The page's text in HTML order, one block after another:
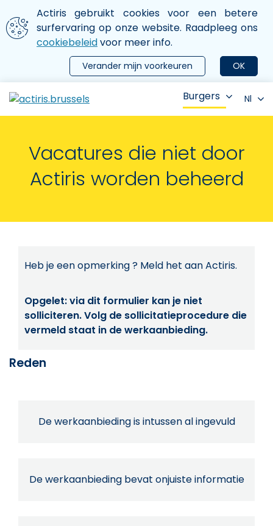
Aller au contenu principal
We gebruiken cookies
Actiris gebruikt cookies voor een betere
surfervaring op onze website. Raadpleeg ons
cookiebeleidvoor meer info.
OK
Verander mijn voorkeuren
le menu
Burgers Nl
Vacatures die niet door
Actiris worden beheerd
Heb je een opmerking ? Meld het aan Actiris.
Opgelet: via dit formulier kan je niet
solliciteren. Volg de sollicitatieprocedure die
vermeld staat in de werkaanbieding.
Reden
De werkaanbieding is intussen al ingevuld
De werkaanbieding bevat onjuiste informatie